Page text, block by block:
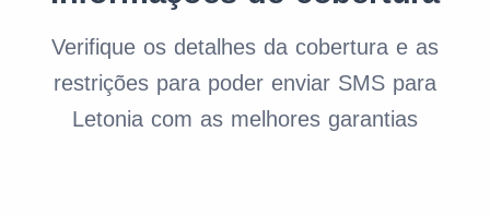
Verifique os detalhes da cobertura e as
restrições para poder enviar SMS para
Letonia com as melhores garantias